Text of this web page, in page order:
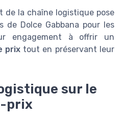
de la chaîne logistique pose
de Dolce Gabbana pour les
engagement à offrir un
prixtout en préservant leur
sur le
prix